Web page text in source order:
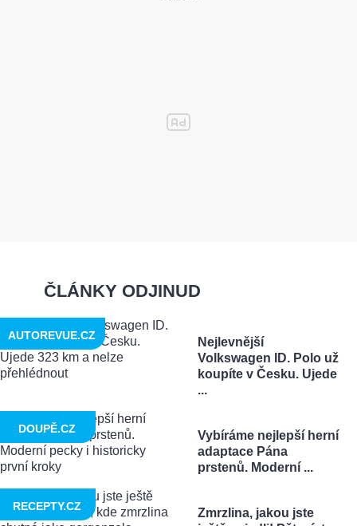
ČLÁNKY ODJINUD
Nejlevnější
Volkswagen ID. Polo už
koupíte v Česku. Ujede
...
AUTOREVUE.CZ
Vybíráme nejlepší herní
adaptace Pána
prstenů. Moderní ...
DOUPĚ.CZ
Zmrzlina, jakou jste
RECEPTY.CZ